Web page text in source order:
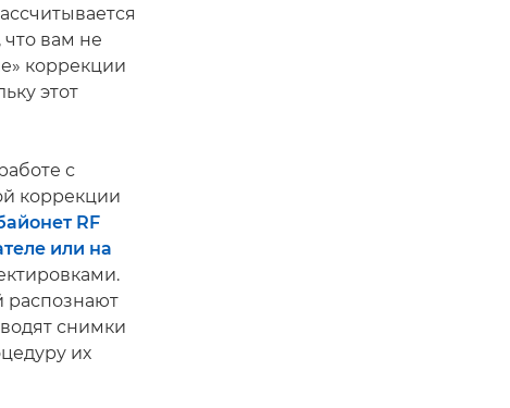
вам не
коррекции
этот
с
коррекции
RF
или на
распознают
снимки
их